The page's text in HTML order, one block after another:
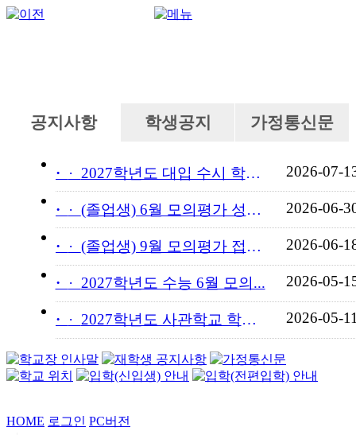
공지사항 학생공지 가정통신문
· 2027학년도 대입 수시 학교... 2026-07-
· (졸업생) 6월 모의평가 성적... 2026-06-
· (졸업생) 9월 모의평가 접수... 2026-06-
· 2027학년도 수능 6월 모의... 2026-05-
· 2027학년도 사관학교 학교장... 2026-05-
HOME 로그인 PC버전